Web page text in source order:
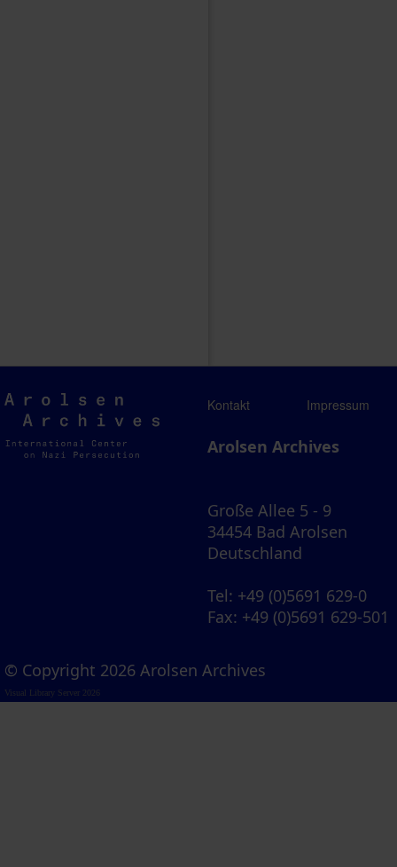
Arolsen
Archives
Kontakt Impressum
Arolsen Archives
Große Allee 5 - 9
34454 Bad Arolsen
Deutschland
Tel: +49 (0)5691 629-0
Fax: +49 (0)5691 629-501
© Copyright 2026 Arolsen Archives
Visual Library Server 2026